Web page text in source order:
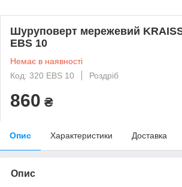
Шуруповерт мережевий
EBS 10
Немає в наявності
Код: 320 EBS 10
Роздріб
860 ₴
Опис Характеристики Доставка
Опис